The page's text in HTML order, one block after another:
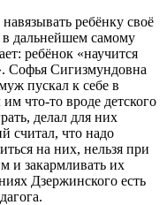
ребёнку своё
в дальнейшем самому
ребёнок «научится
Софья Сигизмундовна
пускал к себе в
что-то вроде детского
делал для них
считал, что надо
на них, нельзя при
и закармливать их
Дзержинского есть